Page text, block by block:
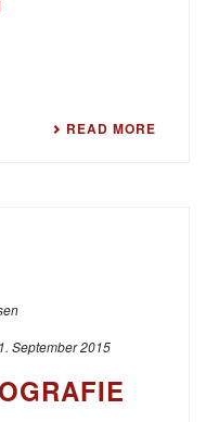
READ MORE
September 2015